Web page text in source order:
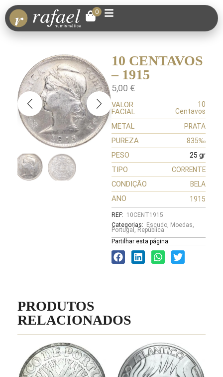
0
10 CENTAVOS
– 1915
5,00 €
VALOR
FACIAL
10
Centavos
METAL PRATA
PUREZA 835‰
PESO 25 gr
TIPO CORRENTE
CONDIÇÃO BELA
ANO 1915
REF: 10CENT1915
Categorias:
Escudo, Moedas,
Portugal , República
Partilhar esta página:
PRODUTOS
RELACIONADOS